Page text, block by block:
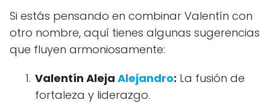
Si estás pensando en combinar Valentín con
otro nombre, aquí tienes algunas sugerencias
que fluyen armoniosamente:
Valentín Aleja Alejandro: La fusión de
fortaleza y liderazgo.